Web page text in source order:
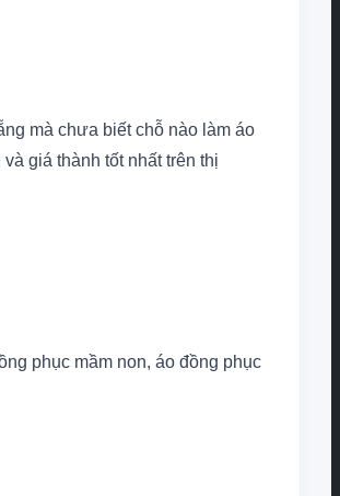
mà chưa biết chỗ nào làm áo
giá thành tốt nhất trên thị
phục mầm non, áo đồng phục